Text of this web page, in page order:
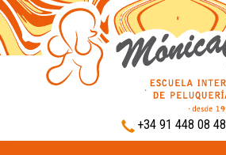
+34 91 448 08 48